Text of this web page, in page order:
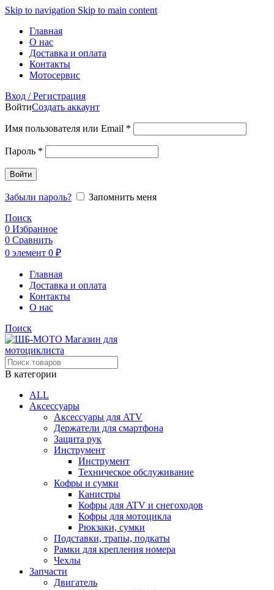
Skip to navigation Skip to main content
Главная
О нас
Доставка и оплата
Контакты
Мотосервис
Вход / Регистрация
ВойтиСоздать аккаунт
Имя пользователя или Email *
Пароль *
Войти
Забыли пароль?
Запомнить меня
Поиск
0 Избранное
0 Сравнить
0 элемент 0 ₽
Главная
Доставка и оплата
Контакты
О нас
Поиск
В категории
ALL
Аксессуары
Аксессуары для ATV
Держатели для смартфона
Защита рук
Инструмент
Инструмент
Техническое обслуживание
Кофры и сумки
Канистры
Кофры для ATV и снегоходов
Кофры для мотоцикла
Рюкзаки, сумки
Подставки, трапы, подкаты
Рамки для крепления номера
Чехлы
Запчасти
Двигатель